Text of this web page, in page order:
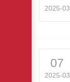
2025-03
07
2025-03